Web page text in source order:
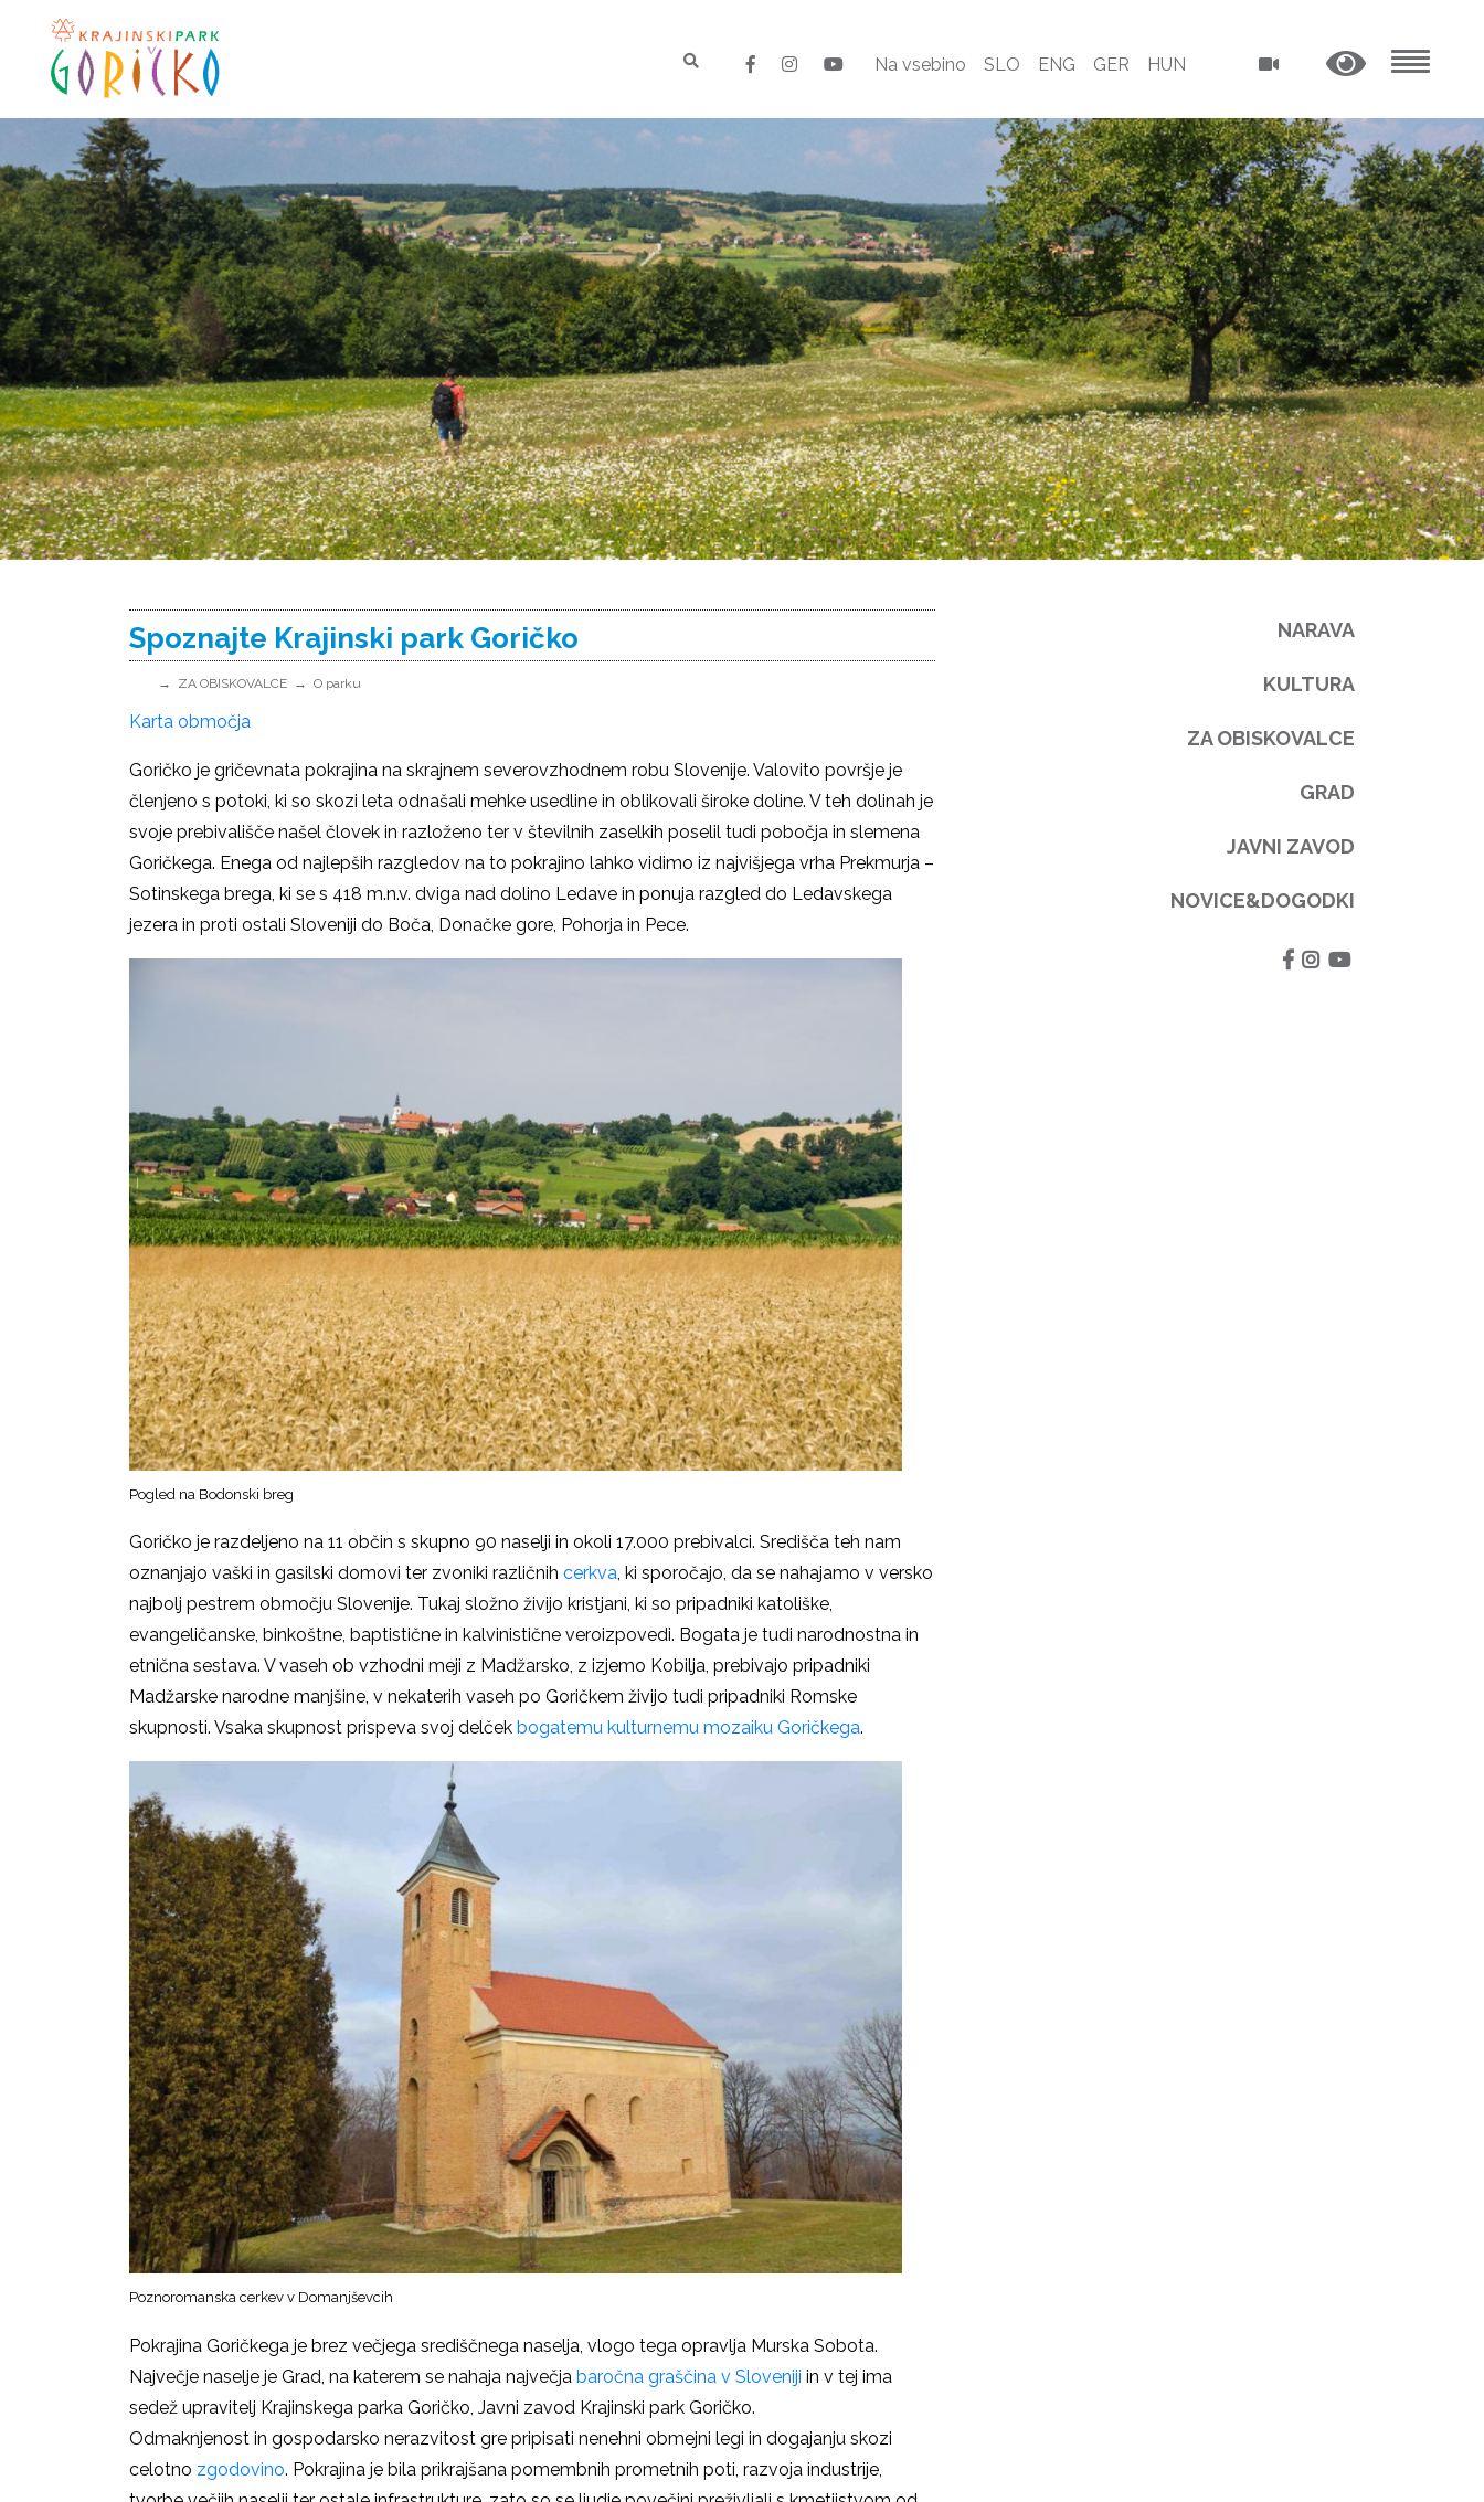
Na vsebino SLO ENG GER HUN
Spoznajte Krajinski park Goričko
ZA OBISKOVALCE O parku
Karta območja
Goričko je gričevnata pokrajina na skrajnem severovzhodnem robu Slovenije. Valovito površje je
členjeno s potoki, ki so skozi leta odnašali mehke usedline in oblikovali široke doline. V teh dolinah je
svoje prebivališče našel človek in razloženo ter v številnih zaselkih poselil tudi pobočja in slemena
Goričkega. Enega od najlepših razgledov na to pokrajino lahko vidimo iz najvišjega vrha Prekmurja –
Sotinskega brega, ki se s 418 m.n.v. dviga nad dolino Ledave in ponuja razgled do Ledavskega
jezera in proti ostali Sloveniji do Boča, Donačke gore, Pohorja in Pece.
Pogled na Bodonski breg
Goričko je razdeljeno na 11 občin s skupno 90 naselji in okoli 17.000 prebivalci. Središča teh nam
oznanjajo vaški in gasilski domovi ter zvoniki različnih cerkva , ki sporočajo, da se nahajamo v versko
najbolj pestrem območju Slovenije. Tukaj složno živijo kristjani, ki so pripadniki katoliške,
evangeličanske, binkoštne, baptistične in kalvinistične veroizpovedi. Bogata je tudi narodnostna in
etnična sestava. V vaseh ob vzhodni meji z Madžarsko, z izjemo Kobilja, prebivajo pripadniki
Madžarske narodne manjšine, v nekaterih vaseh po Goričkem živijo tudi pripadniki Romske
skupnosti. Vsaka skupnost prispeva svoj delček bogatemu kulturnemu mozaiku Goričkega.
Poznoromanska cerkev v Domanjševcih
Pokrajina Goričkega je brez večjega središčnega naselja, vlogo tega opravlja Murska Sobota.
Največje naselje je Grad, na katerem se nahaja največja baročna graščina v Sloveniji in v tej ima
sedež upravitelj Krajinskega parka Goričko, Javni zavod Krajinski park Goričko.
Odmaknjenost in gospodarsko nerazvitost gre pripisati nenehni obmejni legi in dogajanju skozi
celotno zgodovino. Pokrajina je bila prikrajšana pomembnih prometnih poti, razvoja industrije,
NARAVA
KULTURA
ZA OBISKOVALCE
GRAD
JAVNI ZAVOD
NOVICE&DOGODKI